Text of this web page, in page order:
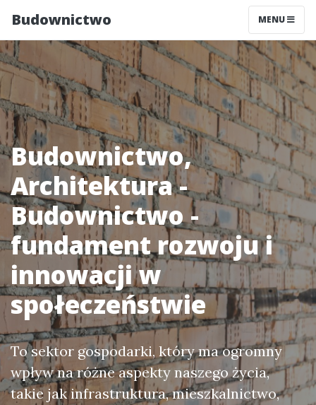
Budownictwo MENU
Budownictwo,
Architektura -
Budownictwo -
fundament rozwoju i
innowacji w
społeczeństwie
To sektor gospodarki, który ma ogromny
wpływ na różne aspekty naszego życia,
takie jak infrastruktura, mieszkalnictwo,